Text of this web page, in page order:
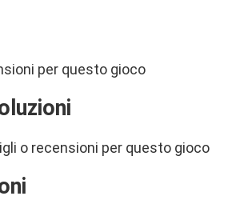
per questo gioco
o recensioni per questo gioco